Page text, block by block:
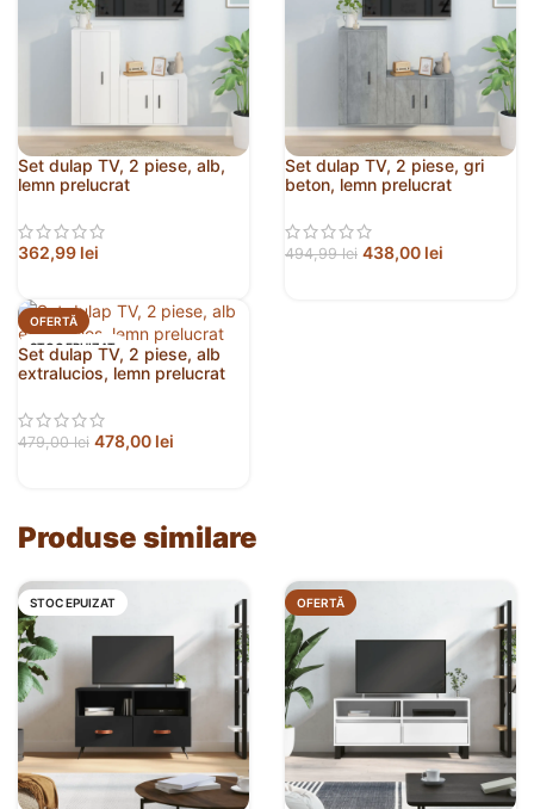
Set dulap TV, 2 piese, alb,
lemn prelucrat
362,99 lei
Set dulap TV, 2 piese, gri
beton, lemn prelucrat
494,99lei 438,00 lei
OFERTĂ
STOC EPUIZAT
Set dulap TV, 2 piese, alb
extralucios, lemn prelucrat
479,00lei 478,00 lei
Produse similare
STOC EPUIZAT OFERTĂ